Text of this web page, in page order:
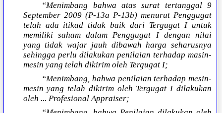
“Menimbang bahwa atas surat tertanggal 9
September 2009 (P-13a P-13b) menurut Penggugat
telah ada itikad tidak baik dari Tergugat I untuk
memiliki saham dalam Penggugat I dengan nilai
yang tidak wajar jauh dibawah harga seharusnya
sehingga perlu dilakukan penilaian terhadap masin-
mesin yang telah dikirim oleh Tergugat I;
“Menimbang, bahwa penilaian terhadap mesin-
mesin yang telah dikirim oleh Tergugat I dilakukan
oleh ... Profesional Appraiser;